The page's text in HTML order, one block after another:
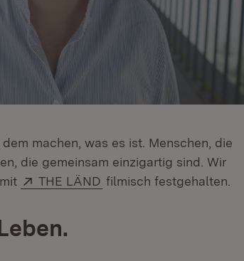
machen, was es ist. Menschen, die
die gemeinsam einzigartig sind. Wir
Extern:
THE LÄND (Öffnet in neuem Fenster)
filmisch festgehalten.